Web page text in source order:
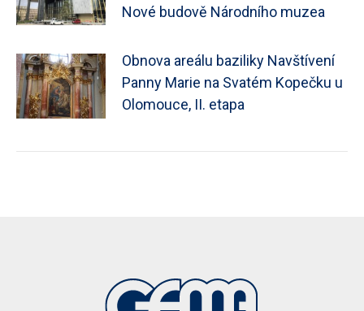
Nové budově Národního muzea
Obnova areálu baziliky Navštívení
Panny Marie na Svatém Kopečku u
Olomouce, II. etapa